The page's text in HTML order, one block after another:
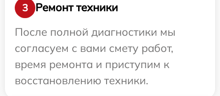
3
Ремонт техники
После полной диагностики мы
согласуем с вами смету работ,
время ремонта и приступим к
восстановлению техники.